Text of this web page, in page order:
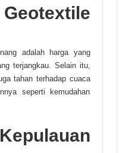
adalah harga yang
terjangkau. Selain itu,
tahan terhadap cuaca
seperti kemudahan